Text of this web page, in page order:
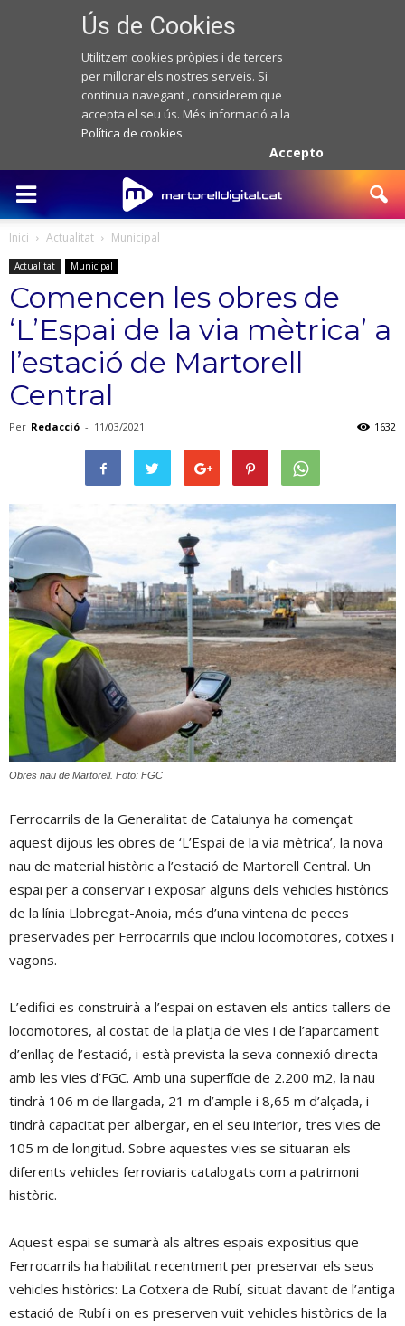
Ús de Cookies
Utilitzem cookies pròpies i de tercers
per millorar els nostres serveis. Si
continua navegant , considerem que
accepta el seu ús. Més informació a la
Política de cookies
Accepto
Inici Actualitat Municipal
Actualitat Municipal
Comencen les obres de
‘L’Espai de la via mètrica’ a
l’estació de Martorell
Central
Per Redacció - 11/03/2021 1632
Obres nau de Martorell. Foto: FGC
Ferrocarrils de la Generalitat de Catalunya ha començat
aquest dijous les obres de ‘L’Espai de la via mètrica’, la nova
nau de material històric a l’estació de Martorell Central. Un
espai per a conservar i exposar alguns dels vehicles històrics
de la línia Llobregat-Anoia, més d’una vintena de peces
preservades per Ferrocarrils que inclou locomotores, cotxes i
vagons.
L’edifici es construirà a l’espai on estaven els antics tallers de
locomotores, al costat de la platja de vies i de l’aparcament
d’enllaç de l’estació, i està prevista la seva connexió directa
amb les vies d’FGC. Amb una superfície de 2.200 m2, la nau
tindrà 106 m de llargada, 21 m d’ample i 8,65 m d’alçada, i
tindrà capacitat per albergar, en el seu interior, tres vies de
105 m de longitud. Sobre aquestes vies se situaran els
diferents vehicles ferroviaris catalogats com a patrimoni
històric.
Aquest espai se sumarà als altres espais expositius que
Ferrocarrils ha habilitat recentment per preservar els seus
vehicles històrics: La Cotxera de Rubí, situat davant de l’antiga
estació de Rubí i on es preserven vuit vehicles històrics de la